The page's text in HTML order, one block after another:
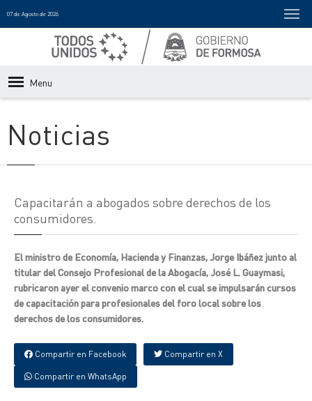
07 de Agosto de 2026
Menu
Noticias
Capacitarán a abogados sobre derechos de los
consumidores.
El ministro de Economía, Hacienda y Finanzas, Jorge Ibáñez junto al
titular del Consejo Profesional de la Abogacía, José L. Guaymasi,
rubricaron ayer el convenio marco con el cual se impulsarán cursos
de capacitación para profesionales del foro local sobre los
derechos de los consumidores.
Compartir en Facebook Compartir en X
Compartir en WhatsApp